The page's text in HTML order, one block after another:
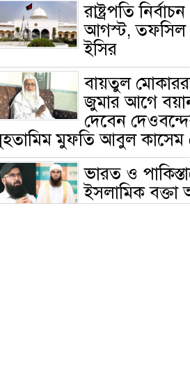
রাষ্ট্রপতি
আগস্ট, তফসিল
ইসির
বায়তুল
জুমার আগে
দেবেন
মুফতি আবুল কাসেম
ভারত ও
ইসলামিক
বাংলাদেশে,